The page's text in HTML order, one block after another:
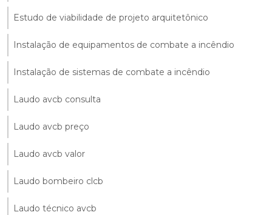
Estudo de viabilidade de projeto arquitetônico
Instalação de equipamentos de combate a incêndio
Instalação de sistemas de combate a incêndio
Laudo avcb consulta
Laudo avcb preço
Laudo avcb valor
Laudo bombeiro clcb
Laudo técnico avcb